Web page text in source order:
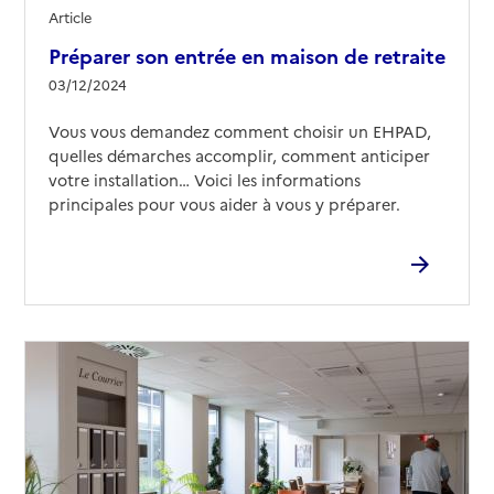
Source des données : Finess n° 330786203
EHPAD Le Platane du Grand Parc
33000-Bordeaux
05 56 14 16 30
Voir les prix et prestations
Source des données : Finess n° 330026279
EHPAD Résidence Marie Durand
174 avenue Émile Counord
33000- Bordeaux
Préparer son entrée en maison de retraite
03/12/2024
Article
Vous vous demandez comment choisir un EHPAD,
quelles démarches accomplir, comment anticiper
votre installation… Voici les informations
principales pour vous aider à vous y préparer.